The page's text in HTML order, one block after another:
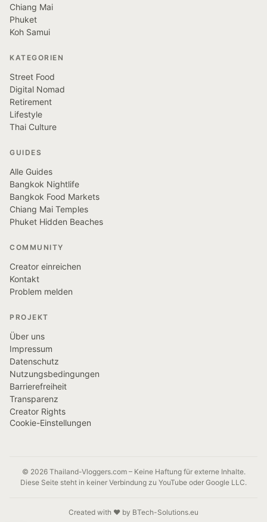
Chiang Mai
Phuket
Koh Samui
KATEGORIEN
Street Food
Digital Nomad
Retirement
Lifestyle
Thai Culture
GUIDES
Alle Guides
Bangkok Nightlife
Bangkok Food Markets
Chiang Mai Temples
Phuket Hidden Beaches
COMMUNITY
Creator einreichen
Kontakt
Problem melden
PROJEKT
Über uns
Impressum
Datenschutz
Nutzungsbedingungen
Barrierefreiheit
Transparenz
Creator Rights
Cookie-Einstellungen
© 2026 Thailand-Vloggers.com – Keine Haftung für externe Inhalte.
Diese Seite steht in keiner Verbindung zu YouTube oder Google LLC.
Created with ❤️ by BTech-Solutions.eu